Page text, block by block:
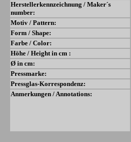
Herstellerkennzeichnung / Maker´s
number:
Motiv / Pattern:
Form / Shape:
Farbe / Color:
Höhe / Height in cm :
Ø in cm:
Pressmarke:
Pressglas-Korrespondenz:
Anmerkungen / Annotations: